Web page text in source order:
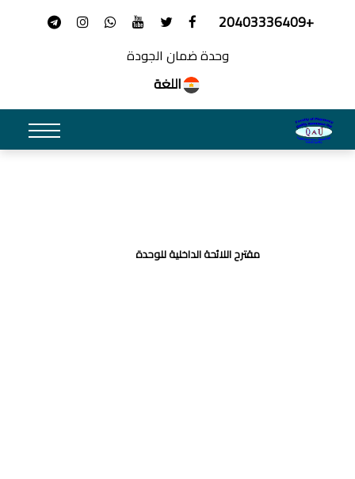
+20403336409
وحدة ضمان الجودة
اللغة
مقترح اللائحة الداخلية للوحدة